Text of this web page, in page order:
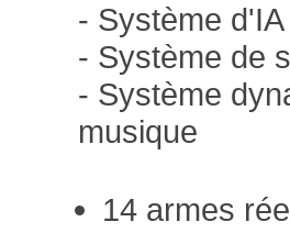
- Système
- Système de
- Système
musique
14 armes